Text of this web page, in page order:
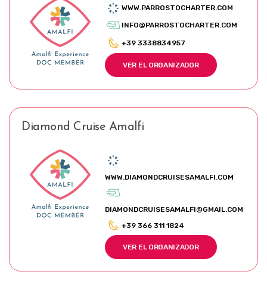
WWW.PARROSTOCHARTER.COM
INFO@PARROSTOCHARTER.COM
+39 3338834957
VER EL ORGANIZADOR
Diamond Cruise Amalfi
WWW.DIAMONDCRUISESAMALFI.COM
DIAMONDCRUISESAMALFI@GMAIL.COM
+39 366 311 1824
VER EL ORGANIZADOR